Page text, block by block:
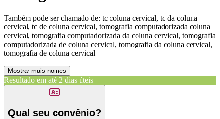
Também pode ser chamado de: tc coluna cervical, tc da coluna
cervical, tc de coluna cervical, tomografia computadorizada coluna
cervical, tomografia computadorizada da coluna cervical, tomografia
computadorizada de coluna cervical, tomografia da coluna cervical,
tomografia de coluna cervical
Mostrar mais nomes
Resultado em até 2 dias úteis
Qual seu convênio?